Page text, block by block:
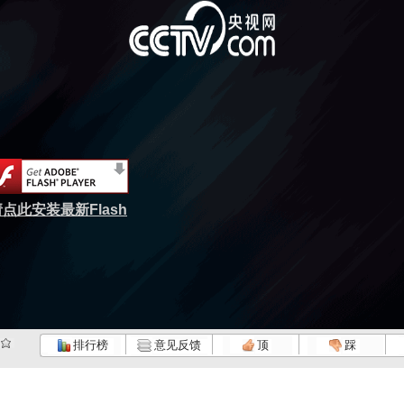
点此安装最新Flash
排行榜 意见反馈 顶 踩